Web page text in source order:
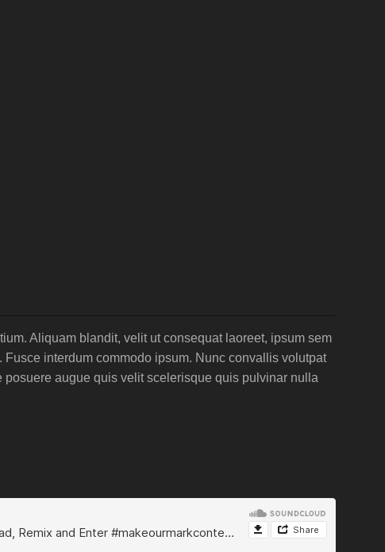
Aliquam blandit, velit ut consequat laoreet, ipsum sem
interdum commodo ipsum. Nunc convallis volutpat
augue quis velit scelerisque quis pulvinar nulla